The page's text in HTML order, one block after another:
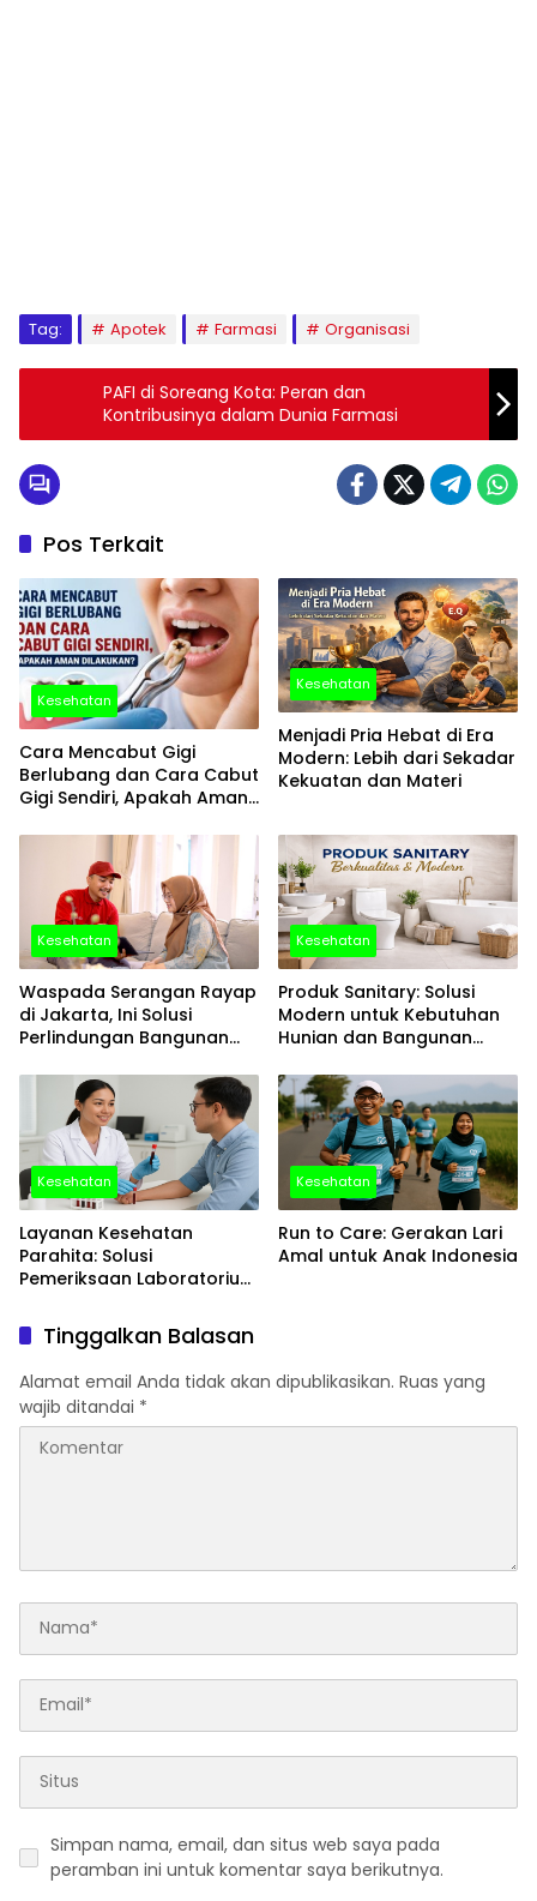
Tag: Apotek Farmasi Organisasi
PAFI di Soreang Kota: Peran dan
Kontribusinya dalam Dunia Farmasi
Pos Terkait
Kesehatan
Cara Mencabut Gigi
Berlubang dan Cara Cabut
Gigi Sendiri, Apakah Aman
Kesehatan
Menjadi Pria Hebat di Era
Modern: Lebih dari Sekadar
Kekuatan dan Materi
Kesehatan
Waspada Serangan Rayap
di Jakarta, Ini Solusi
Perlindungan Bangunan
Kesehatan
Produk Sanitary: Solusi
Modern untuk Kebutuhan
Hunian dan Bangunan
Kesehatan
Layanan Kesehatan
Parahita: Solusi
Pemeriksaan Laboratorium
Terpercaya di Indonesia
Kesehatan
Run to Care: Gerakan Lari
Amal untuk Anak Indonesia
Tinggalkan Balasan
Alamat email Anda tidak akan dipublikasikan. Ruas yang
wajib ditandai *
Simpan nama, email, dan situs web saya pada
peramban ini untuk komentar saya berikutnya.